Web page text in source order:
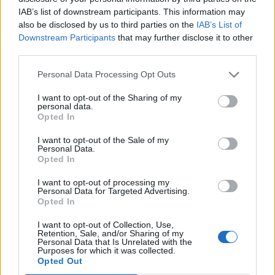
IAB’s list of downstream participants. This information may
also be disclosed by us to third parties on the IAB’s List of
Downstream Participants that may further disclose it to other
Personal Data Processing Opt Outs
I want to opt-out of the Sharing of my
personal data.
Opted In
I want to opt-out of the Sale of my
Personal Data.
Opted In
I want to opt-out of processing my
Personal Data for Targeted Advertising.
Opted In
I want to opt-out of Collection, Use,
Retention, Sale, and/or Sharing of my
Personal Data that Is Unrelated with the
Purposes for which it was collected.
Opted Out
2026-08-06 KL. 08:39
Efter succén på hemma-
VM vill Linnea Stenson
lägga förväntningarna åt
sidan när världseliten
samlas i irländska Limerick
2026-08-06 KL. 08:37
äldre
Bottenplacering i ny
REPORTAGE 2026-08-06 KL.
SPORT